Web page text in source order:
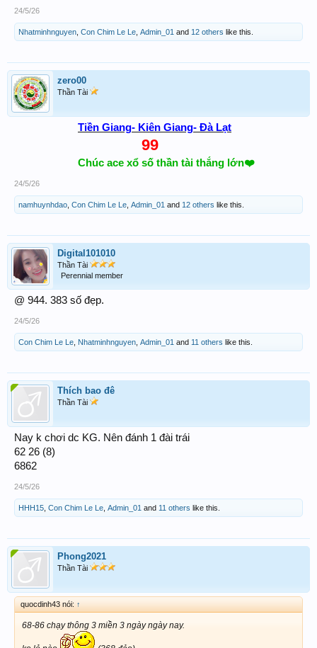
24/5/26
Nhatminhnguyen Con Chim Le Le Admin_01 and 12 others like this.
zero00
Thần Tài
Tiền Giang- Kiên Giang- Đà Lạt
99
Chúc ace xổ số thần tài thắng lớn❤️
24/5/26
namhuynhdao Con Chim Le Le Admin_01 and 12 others like this.
Digital101010
Thần Tài
Perennial member
@ 944. 383 số đẹp.
24/5/26
Con Chim Le Le Nhatminhnguyen Admin_01 and 11 others like this.
Thích bao đê
Thần Tài
Nay k chơi dc KG. Nên đánh 1 đài trái
62 26 (8)
6862
24/5/26
HHH15 Con Chim Le Le Admin_01 and 11 others like this.
Phong2021
Thần Tài
quocdinh43 nói: ↑
68-86 chạy thông 3 miền 3 ngày ngày nay.